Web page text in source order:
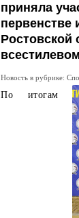
приняла
первенстве
Ростовской
Новость в рубрике:
По итогам